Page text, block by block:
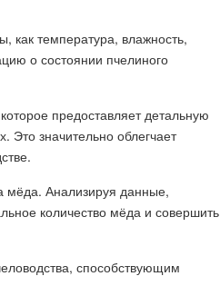
как температура, влажность,
о состоянии пчелиного
предоставляет детальную
значительно облегчает
мёда. Анализируя данные,
количество мёда и совершить
способствующим